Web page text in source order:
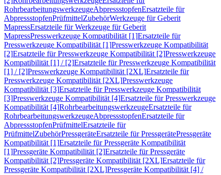
RohrbearbeitungswerkzeugeAbpressstopfenErsatzteile für
AbpressstopfenPrüfmittelZubehörWerkzeuge für Geberit
MapressErsatzteile für Werkzeuge für Geberit
MapressPresswerkzeuge Kompatibilität [1]Ersatzteile für
Presswerkzeuge Kompatibilität [1]Presswerkzeuge Kompatibilität
[2]Ersatzteile für Presswerkzeuge Kompatibilität [2]Presswerkzeuge
Kompatibilität [1] / [2]Ersatzteile für Presswerkzeuge Kompatibilität
[1] / [2]Presswerkzeuge Kompatibilität [2XL]Ersatzteile für
Presswerkzeuge Kompatibilität [2XL]Presswerkzeuge
Kompatibilität [3]Ersatzteile für Presswerkzeuge Kompatibilität
[3]Presswerkzeuge Kompatibilität [4]Ersatzteile für Presswerkzeuge
Kompatibilität [4]RohrbearbeitungswerkzeugeErsatzteile für
RohrbearbeitungswerkzeugeAbpressstopfenErsatzteile für
AbpressstopfenPrüfmittelErsatzteile für
PrüfmittelZubehörPressgeräteErsatzteile für PressgerätePressgeräte
Kompatibilität [1]Ersatzteile für Pressgeräte Kompatibilität
[1]Pressgeräte Kompatibilität [2]Ersatzteile für Pressgeräte
Kompatibilität [2]Pressgeräte Kompatibilität [2XL]Ersatzteile für
Pressgeräte Kompatibilität [2XL]Pressgeräte Kompatibilität [4] /